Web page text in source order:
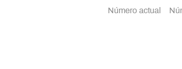
Número actual